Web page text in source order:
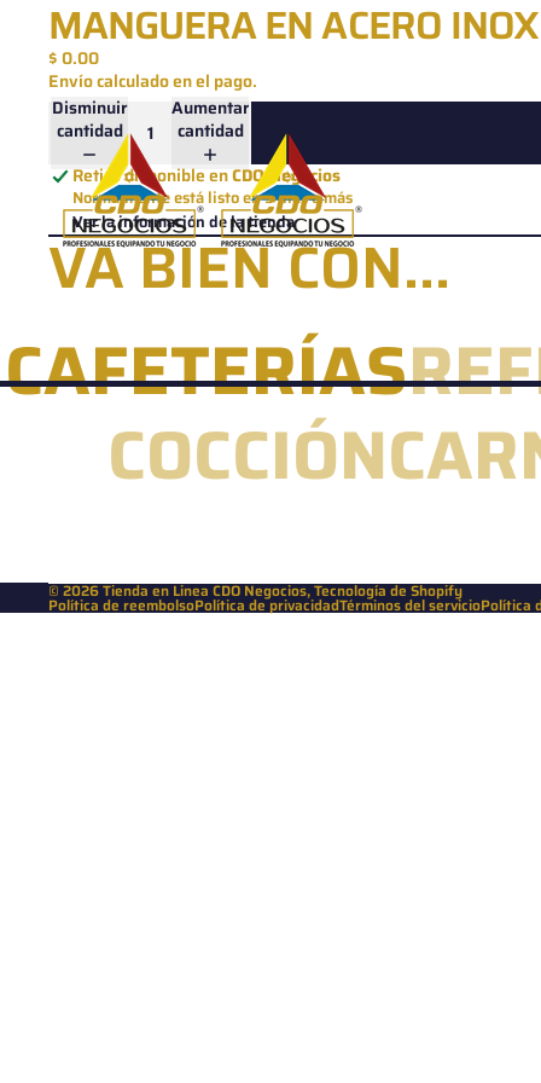
MANGUERA EN ACERO
$ 0.00
Envío calculado en el pago.
Disminuir
cantidad
Aumentar
cantidad
Retiro disponible enCDO Negocios
Normalmente está listo en 5 días o más
Ver la información de la tienda
VA BIEN CON...
CAFETERÍAS
COCCIÓN
© 2026Tienda en Linea CDO Negocios,Tecnología de Shopify
Política de reembolsoPolítica de privacidadTérminos del servicioPolítica